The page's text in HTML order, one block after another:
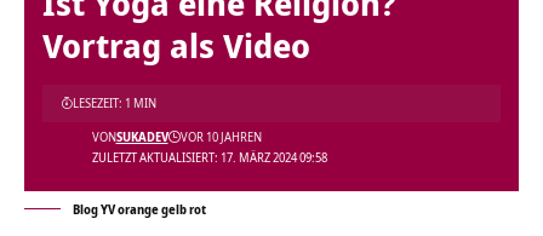
Vortrag als Video
ZULETZT AKTUALISIERT: 17. MÄRZ 2024 09:58
VONSUKADEV VOR 10 JAHREN
LESEZEIT: 1 MIN
Blog YV orange gelb rot